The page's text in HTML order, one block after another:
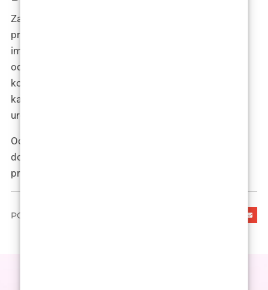
Za one koji razmišljaju o povećanju lica kako bi
prilagodili svoje crte lica, ali nisu skloni trajnim
implantatima, presađivanje masnog tkiva može biti
odlična alternativa za razmatranje. Ovaj postupak
koristi vlastito tkivo tijela kako bi oblikovao željene
karakteristike s trajnim rezultatima i bez potrebe za
uređajima ili implantatima.
Od povećanja usana do oblikovanja čeljusti ili
dodavanja volumena obraza, mnogo se može postići
presađivanjem masnog tkiva u povećanju lica.
PODIJELI